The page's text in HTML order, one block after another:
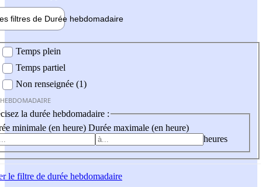
filtres de Durée hebdomadaire
Temps plein
Temps partiel
Non renseignée (1)
la durée hebdomadaire :
minimale (en heure) Durée maximale (en heure)
heures
le filtre de durée hebdomadaire